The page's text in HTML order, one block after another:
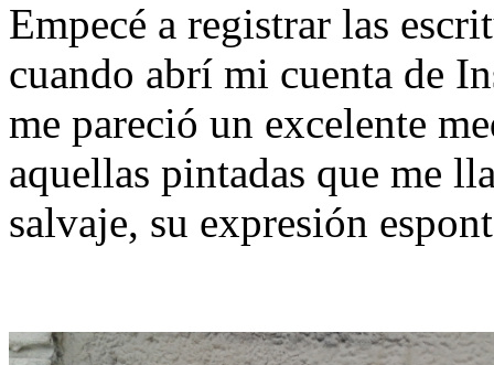
Empecé a registrar las
cuando abrí mi cuenta de
me pareció un excelente
aquellas pintadas que me
salvaje, su expresión